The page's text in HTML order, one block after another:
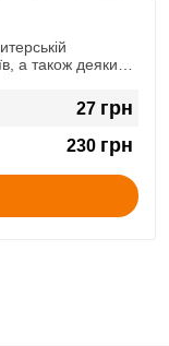
а також деяких
27 грн
230 грн